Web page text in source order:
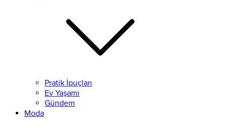
Pratik İpuçları
Ev Yaşamı
Gündem
Moda